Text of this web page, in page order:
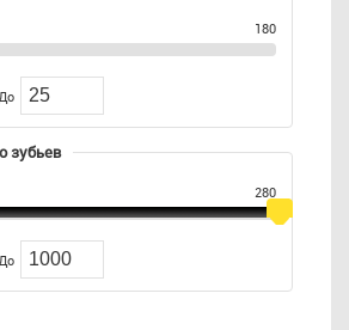
180
зубьев
280